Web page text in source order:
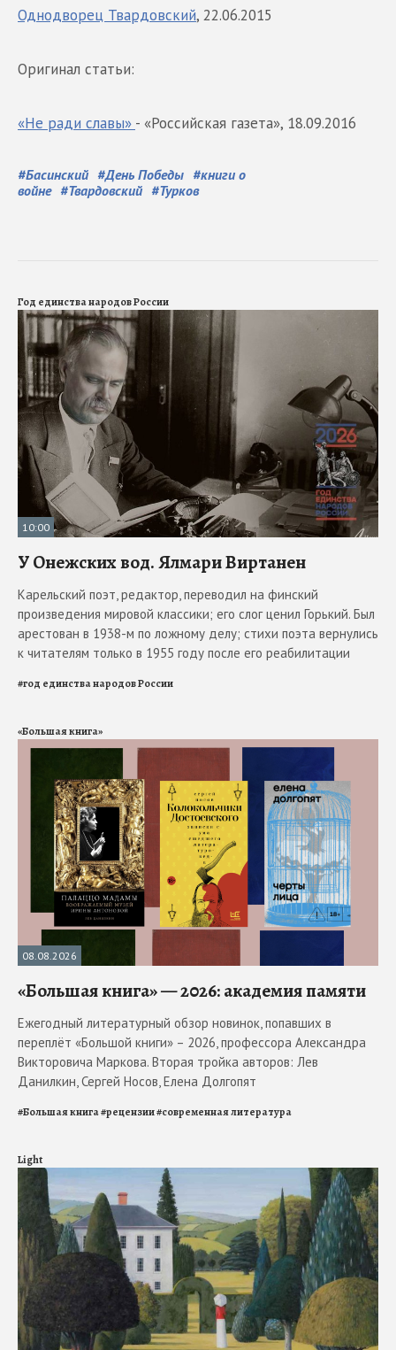
Однодворец Твардовский, 22.06.2015
Оригинал статьи:
«Не ради славы» - «Российская газета», 18.09.2016
#Басинский #День Победы #книги о
войне #Твардовский #Турков
Год единства народов России
10:00
У Онежских вод. Ялмари Виртанен
Карельский поэт, редактор, переводил на финский
произведения мировой классики; его слог ценил Горький. Был
арестован в 1938-м по ложному делу; стихи поэта вернулись
к читателям только в 1955 году после его реабилитации
#год единства народов России
«Большая книга»
08.08.2026
«Большая книга» — 2026: академия памяти
Ежегодный литературный обзор новинок, попавших в
переплёт «Большой книги» – 2026, профессора Александра
Викторовича Маркова. Вторая тройка авторов: Лев
Данилкин, Сергей Носов, Елена Долгопят
#Большая книга#рецензии#современная литература
Light